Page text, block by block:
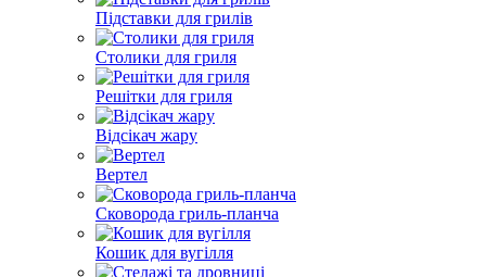
Підставки для грилів
Столики для гриля
Решітки для гриля
Відсікач жару
Вертел
Сковорода гриль-планча
Кошик для вугілля